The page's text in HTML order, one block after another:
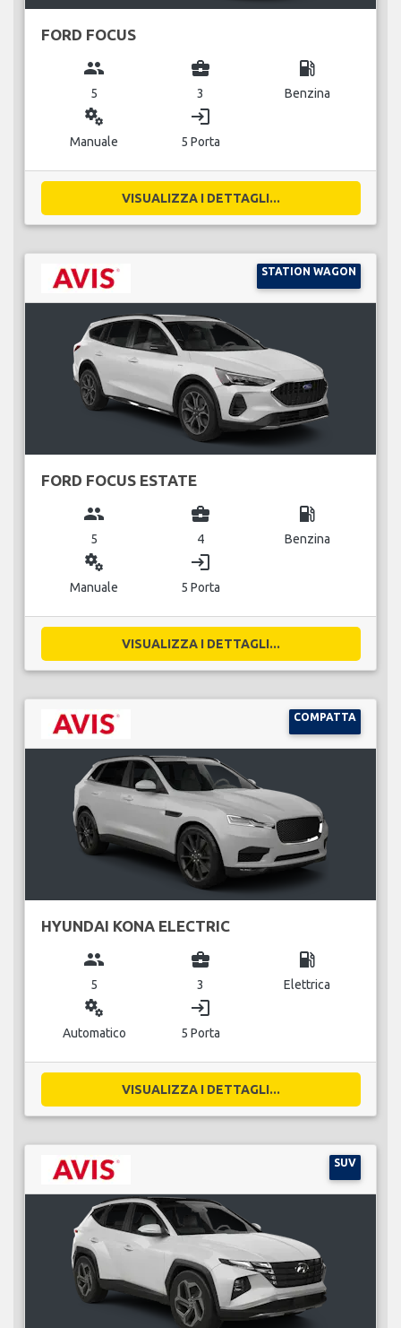
FORD FOCUS
group
5
business_center
3
local_gas_station
Benzina
miscellaneous_services
Manuale
login
5 Porta
VISUALIZZA I DETTAGLI...
STATION WAGON
FORD FOCUS ESTATE
group
5
business_center
4
local_gas_station
Benzina
miscellaneous_services
Manuale
login
5 Porta
VISUALIZZA I DETTAGLI...
COMPATTA
HYUNDAI KONA ELECTRIC
group
5
business_center
3
local_gas_station
Elettrica
miscellaneous_services
Automatico
login
5 Porta
VISUALIZZA I DETTAGLI...
SUV